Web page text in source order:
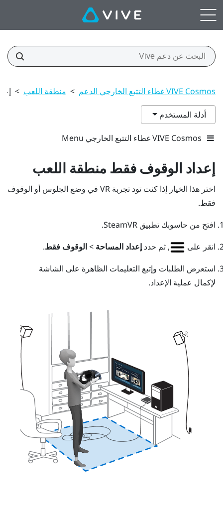
VIVE Cosmos غطاء التتبع الخارجي الدعم > منطقة اللعب >
أدلة المستخدم
VIVE Cosmos غطاء التتبع الخارجي Menu
إعداد الوقوف فقط منطقة اللعب
اختر هذا الخيار إذا كنت تود تجربة VR في وضع الجلوس أو الوقوف
فقط.
افتح من حاسوبك تطبيق SteamVR
.
انقر على
, ثم حدد إعداد المساحة >الوقوف فقط.
استعرض الطلبات وإتبع التعليمات الظاهرة على الشاشة
لإكمال عملية الإعداد.